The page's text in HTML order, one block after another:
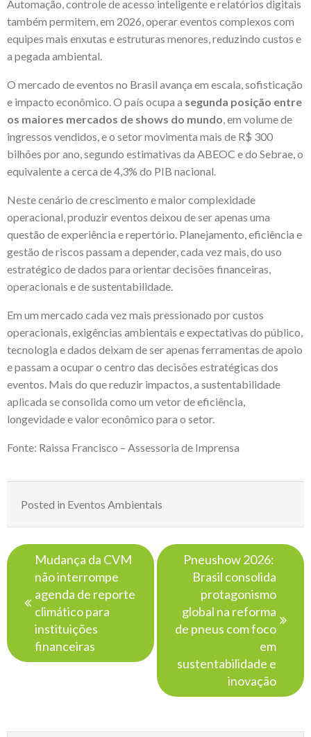
Automação, controle de acesso inteligente e relatórios digitais
também permitem, em 2026, operar eventos complexos com
equipes mais enxutas e estruturas menores, reduzindo custos e
a pegada ambiental.
O mercado de eventos no Brasil avança em escala, sofisticação
e impacto econômico. O país ocupa a segunda posição entre
os maiores mercados de shows do mundo, em volume de
ingressos vendidos, e o setor movimenta mais de R$ 300
bilhões por ano, segundo estimativas da ABEOC e do Sebrae, o
equivalente a cerca de 4,3% do PIB nacional.
Neste cenário de crescimento e maior complexidade
operacional, produzir eventos deixou de ser apenas uma
questão de experiência e repertório. Planejamento, eficiência e
gestão de riscos passam a depender, cada vez mais, do uso
estratégico de dados para orientar decisões financeiras,
operacionais e de sustentabilidade.
Em um mercado cada vez mais pressionado por custos
operacionais, exigências ambientais e expectativas do público,
tecnologia e dados deixam de ser apenas ferramentas de apoio
e passam a ocupar o centro das decisões estratégicas dos
eventos. Mais do que reduzir impactos, a sustentabilidade
aplicada se consolida como um vetor de eficiência,
longevidade e valor econômico para o setor.
Fonte: Raissa Francisco – Assessoria de Imprensa
Posted in Eventos Ambientais
Navegação
de
Post
Mudança da CVM
não interrompe
agenda de reporte
climático para
instituições
financeiras
Pneushow 2026:
Brasil consolida
protagonismo
global na reforma
de pneus com foco
em
sustentabilidade e
inovação